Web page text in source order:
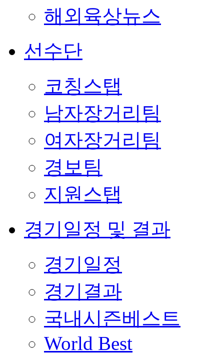
해외육상뉴스
선수단
코칭스탭
남자장거리팀
여자장거리팀
경보팀
지원스탭
경기일정 및 결과
경기일정
경기결과
국내시즌베스트
World Best